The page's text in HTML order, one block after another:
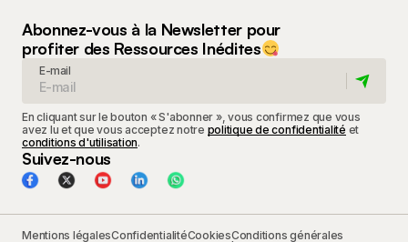
Abonnez-vous à la Newsletter pour
profiter des Ressources Inédites
E-mail
En cliquant sur le bouton « S'abonner », vous confirmez que vous
avez lu et que vous acceptez notre politique de confidentialité et
conditions d'utilisation.
Suivez-nous
Mentions légalesConfidentialitéCookiesConditions générales